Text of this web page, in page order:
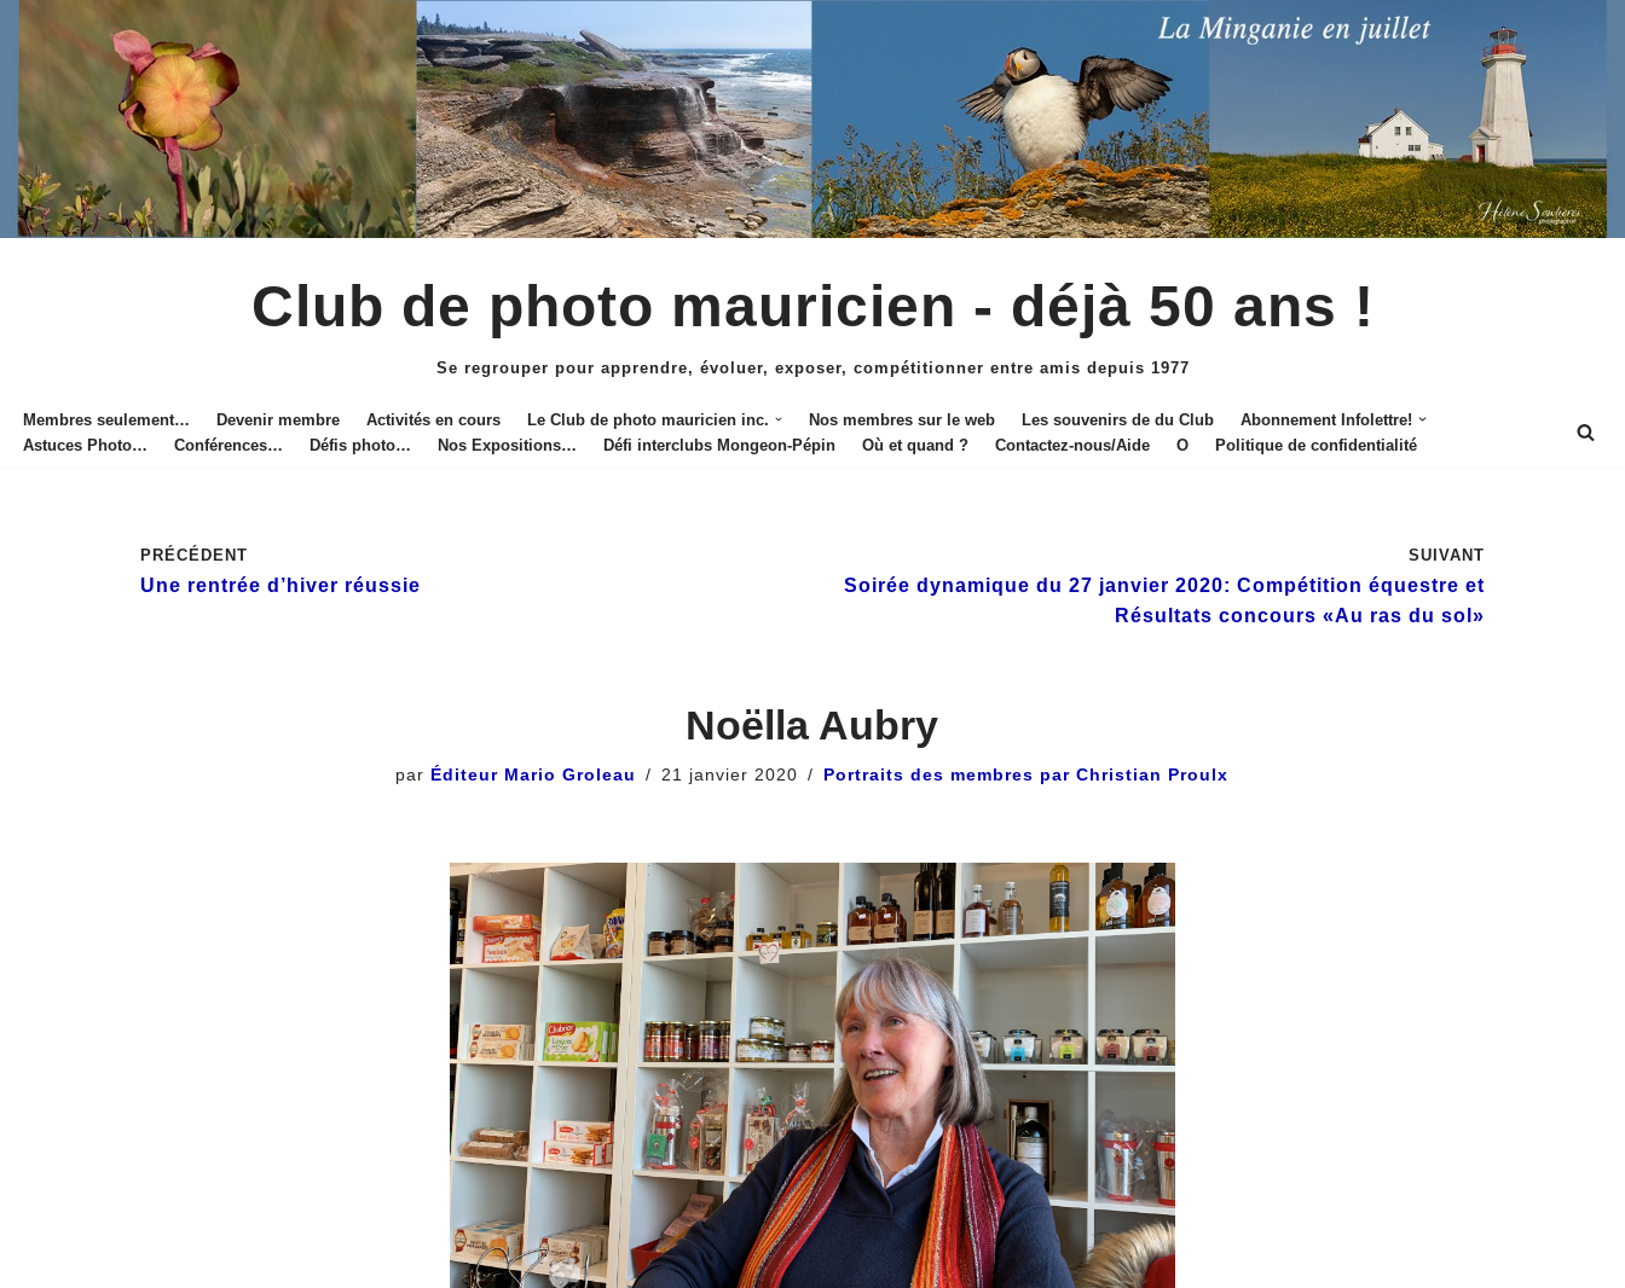
Club de photo mauricien - déjà 50 ans !
Se regrouper pour apprendre, évoluer, exposer, compétitionner entre amis depuis 1977
Membres seulement… Devenir membre Activités en cours Le Club de photo mauricien inc. Nos membres sur le web Les souvenirs de du Club
Abonnement Infolettre!
Astuces Photo…
Conférences… Défis photo… Nos Expositions… Défi interclubs Mongeon-Pépin Où et quand ? Contactez-nous/Aide O Politique de confidentialité
PRÉCÉDENT
Une rentrée d’hiver réussie
SUIVANT
Soirée dynamique du 27 janvier 2020: Compétition équestre et
Résultats concours «Au ras du sol»
Noëlla Aubry
par Éditeur Mario Groleau 21 janvier 2020 Portraits des membres par Christian Proulx